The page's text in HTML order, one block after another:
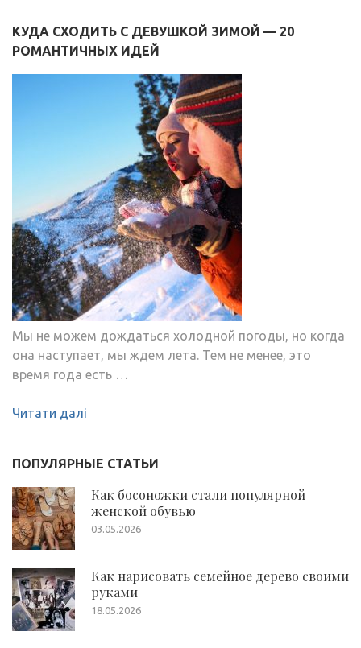
КУДА СХОДИТЬ С ДЕВУШКОЙ ЗИМОЙ — 20
РОМАНТИЧНЫХ ИДЕЙ
Мы не можем дождаться холодной погоды, но когда
она наступает, мы ждем лета. Тем не менее, это
время года есть …
Читати далі
ПОПУЛЯРНЫЕ СТАТЬИ
Как босоножки стали популярной
женской обувью
03.05.2026
Как нарисовать семейное дерево своими
руками
18.05.2026